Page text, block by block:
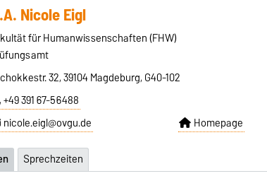
Nicole Eigl
für Humanwissenschaften (FHW)
32, 39104 Magdeburg, G40-102
+49 391 67-56488
nicole.eigl@ovgu.de
Homepage
Sprechzeiten